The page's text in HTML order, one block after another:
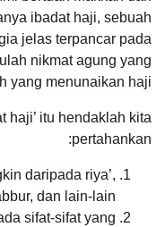
ibadat haji, sebuah
jelas terpancar pada
nikmat agung yang
yang menunaikan haji.
haji’ itu hendaklah kita
pertahankan:
daripada riya’,
dan lain-lain.
sifat-sifat yang